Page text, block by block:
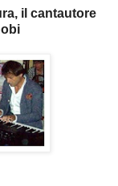
il cantautore